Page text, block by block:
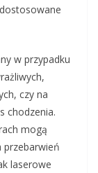
w przypadku
czy na
chodzenia.
mogą
przebarwień
laserowe